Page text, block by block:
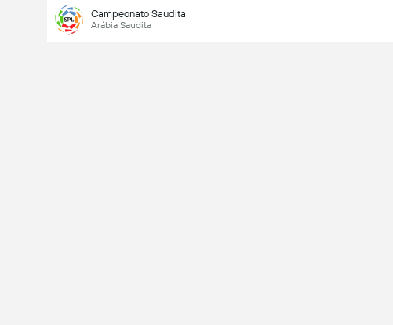
Campeonato Saudita
Arábia Saudita